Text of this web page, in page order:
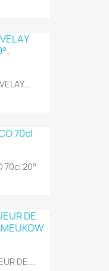
70cl 20°
DE...